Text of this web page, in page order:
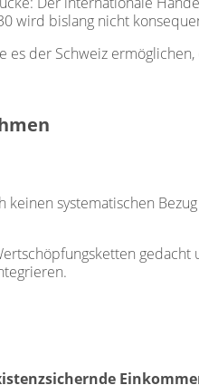
wird bislang nicht
der Schweiz
systematischen